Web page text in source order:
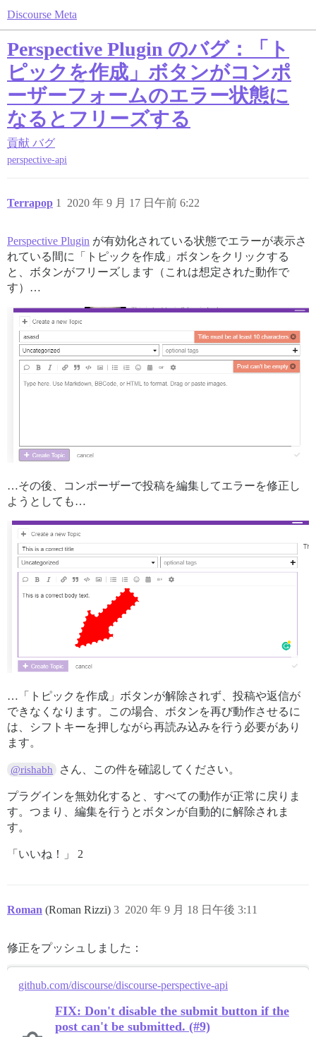
Discourse Meta
Perspective Plugin のバグ：「ト
ピックを作成」ボタンがコンポ
ーザーフォームのエラー状態に
なるとフリーズする
貢献 バグ
perspective-api
Terrapop 2020 年 9 月 17 日午前 6:22
1
Perspective Plugin が有効化されている状態でエラーが表示さ
れている間に「トピックを作成」ボタンをクリックする
と、ボタンがフリーズします（これは想定された動作で
す）…
…その後、コンポーザーで投稿を編集してエラーを修正し
ようとしても…
…「トピックを作成」ボタンが解除されず、投稿や返信が
できなくなります。この場合、ボタンを再び動作させるに
は、シフトキーを押しながら再読み込みを行う必要があり
ます。
@rishabh さん、この件を確認してください。
プラグインを無効化すると、すべての動作が正常に戻りま
す。つまり、編集を行うとボタンが自動的に解除されま
す。
「いいね！」 2
Roman (Roman Rizzi) 2020 年 9 月 18 日午後 3:11
3
修正をプッシュしました：
github.com/discourse/discourse-perspective-api
FIX: Don't disable the submit button if the
post can't be submitted. (#9)